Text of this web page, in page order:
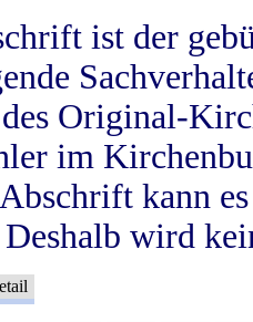
ist der
Original-
im
kann
wird